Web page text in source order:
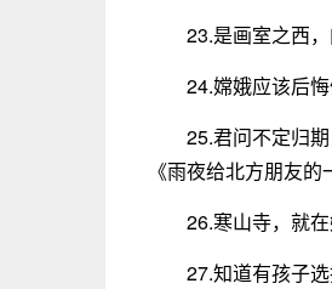
23.是画室之西
24.嫦娥应该后
25.君问不定归
《雨夜给北方朋友的
26.寒山寺，就
27.知道有孩子